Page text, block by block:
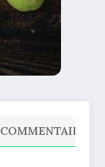
COMMENTAIRE